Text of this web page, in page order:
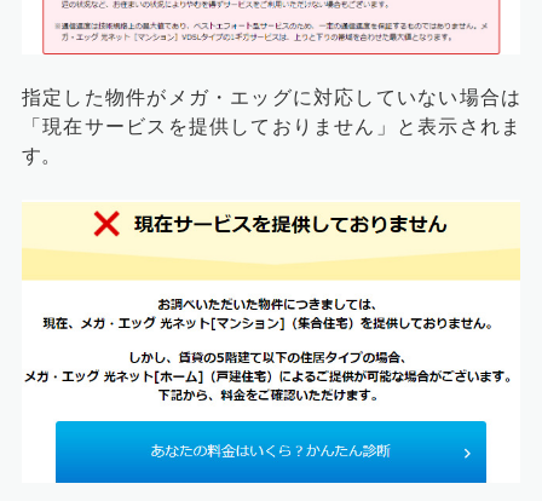
指定した物件がメガ・エッグに対応していない場合は
「現在サービスを提供しておりません」と表示されま
す。